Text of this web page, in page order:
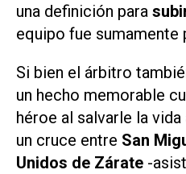
una definición para
equipo fue sumamente
Si bien el árbitro
un hecho memorable
héroe al salvarle la vida
un cruce entre San
Unidos de Zárate -